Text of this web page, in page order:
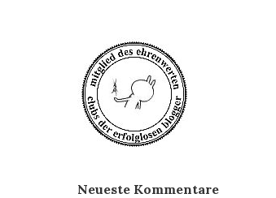
Neueste Kommentare